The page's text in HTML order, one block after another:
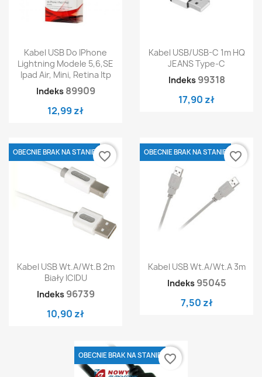
Kabel USB Do IPhone
Lightning Modele 5,6,SE
Ipad Air, Mini, Retina Itp
Indeks 89909
12,99 zł
Kabel USB/USB-C 1m HQ
JEANS Type-C
Indeks 99318
17,90 zł
Kabel USB Wt.A/wt.B 2m
Biały ICIDU
Indeks 96739
10,90 zł
OBECNIE BRAK NA STANIE favorite_border
Kabel USB Wt.A/wt.A 3m
Indeks 95045
7,50 zł
OBECNIE BRAK NA STANIE favorite_border
OBECNIE BRAK NA STANIE favorite_border